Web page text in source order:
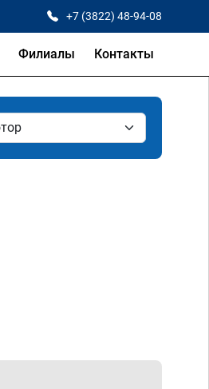
+7 (3822) 48-94-08
Филиалы Контакты